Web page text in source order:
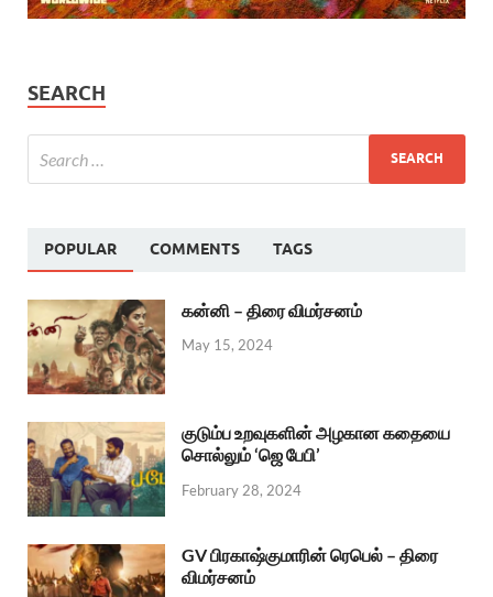
SEARCH
POPULAR COMMENTS TAGS
கன்னி – திரை விமர்சனம்
May 15, 2024
குடும்ப உறவுகளின் அழகான கதையை
சொல்லும் ‘ஜெ பேபி’
February 28, 2024
GV பிரகாஷ்குமாரின் ரெபெல் – திரை
விமர்சனம்